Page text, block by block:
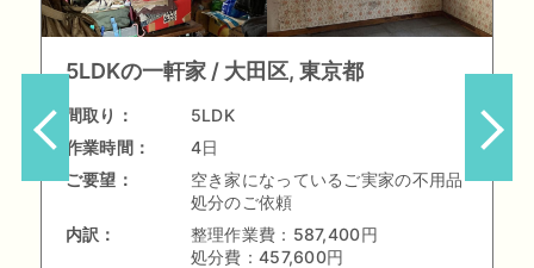
5LDKの一軒家 大田区, 東京都
間取り：
5LDK
作業時間：
4日
ご要望：
空き家になっているご実家の不用品
処分のご依頼
内訳：
整理作業費： 587,400円
処分費：457,600円